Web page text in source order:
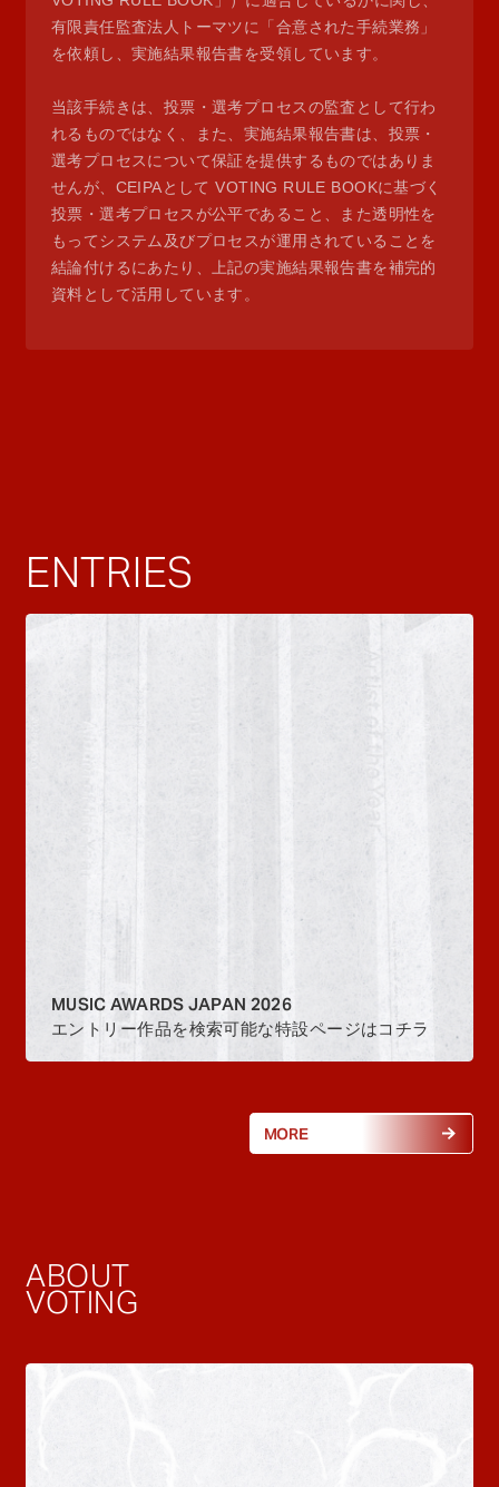
有限責任監査法人トーマツに「合意された手続業務」
を依頼し、実施結果報告書を受領しています。
当該手続きは、投票・選考プロセスの監査として行わ
れるものではなく、また、実施結果報告書は、投票・
選考プロセスについて保証を提供するものではありま
せんが、CEIPAとして VOTING RULE BOOKに基づく
投票・選考プロセスが公平であること、また透明性を
もってシステム及びプロセスが運用されていることを
結論付けるにあたり、上記の実施結果報告書を補完的
資料として活用しています。
ENTRIES
MUSIC AWARDS JAPAN 2026
エントリー作品を検索可能な特設ページはコチラ
MORE
ABOUT
VOTING